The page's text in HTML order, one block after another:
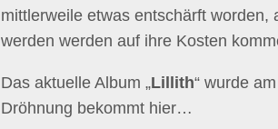
mittlerweile etwas entschärft
werden werden auf ihre Kosten
Das aktuelle Album „Lillith“ wurde
Dröhnung bekommt hier…